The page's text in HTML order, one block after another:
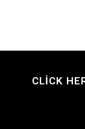
CLICK